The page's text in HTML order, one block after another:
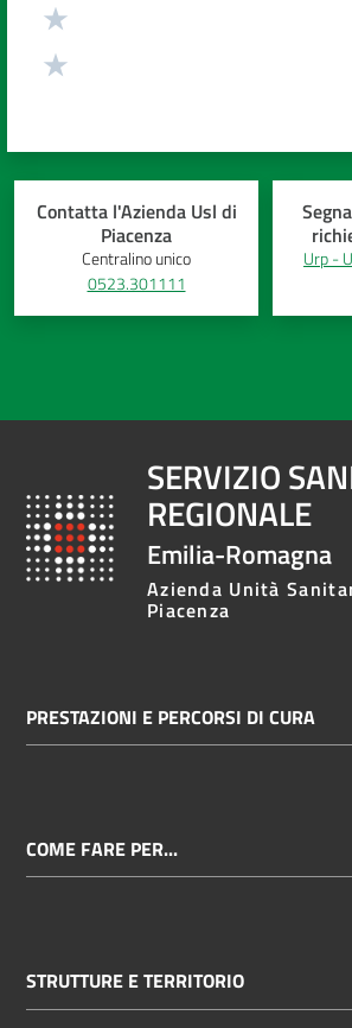
Contatta l'Azienda Usl di
Piacenza
Centralino unico
0523.301111
Urp -
SERVIZIO
REGIONALE
Emilia-Romagna
Azienda Unità
Piacenza
PRESTAZIONI E PERCORSI DI CURA
COME FARE PER...
STRUTTURE E TERRITORIO